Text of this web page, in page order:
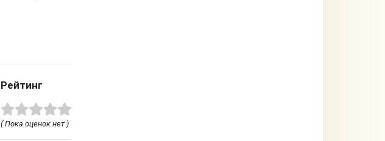
Рейтинг
( Пока оценок нет )